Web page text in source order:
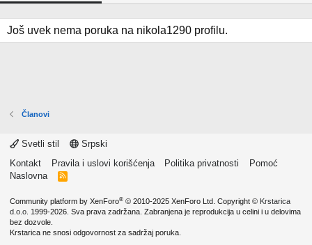
Još uvek nema poruka na nikola1290 profilu.
Članovi
Svetli stil
Srpski
Kontakt
Pravila i uslovi korišćenja Politika privatnosti
Pomoć
Naslovna
R
Community platform by XenForo® © 2010-2025 XenForo Ltd. Copyright © Krstarica
d.o.o. 1999-2026. Sva prava zadržana. Zabranjena je reprodukcija u celini i u delovima
bez dozvole.
Krstarica ne snosi odgovornost za sadržaj poruka.